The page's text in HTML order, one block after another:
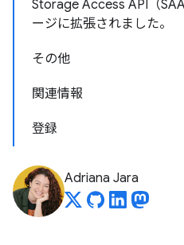
Storage Access API（
ージに拡張されました。
その他
関連情報
登録
Adriana Jara